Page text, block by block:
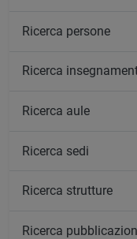
Ricerca persone
Ricerca
Ricerca aule
Ricerca sedi
Ricerca strutture
Ricerca